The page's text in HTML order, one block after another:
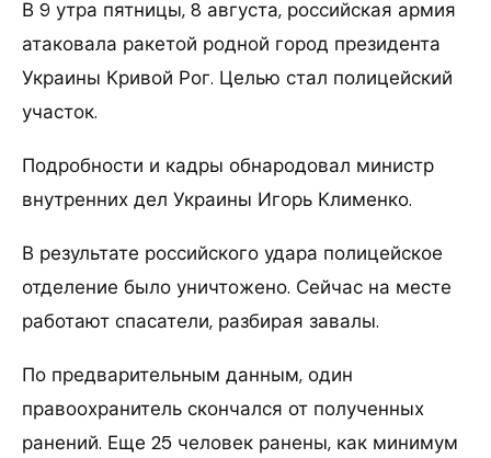
В 9 утра пятницы, 8 августа, российская армия
атаковала ракетой родной город президента
Украины Кривой Рог. Целью стал полицейский
участок.
Подробности и кадры обнародовал министр
внутренних дел Украины Игорь Клименко.
В результате российского удара полицейское
отделение было уничтожено. Сейчас на месте
работают спасатели, разбирая завалы.
По предварительным данным, один
правоохранитель скончался от полученных
ранений. Еще 25 человек ранены, как минимум